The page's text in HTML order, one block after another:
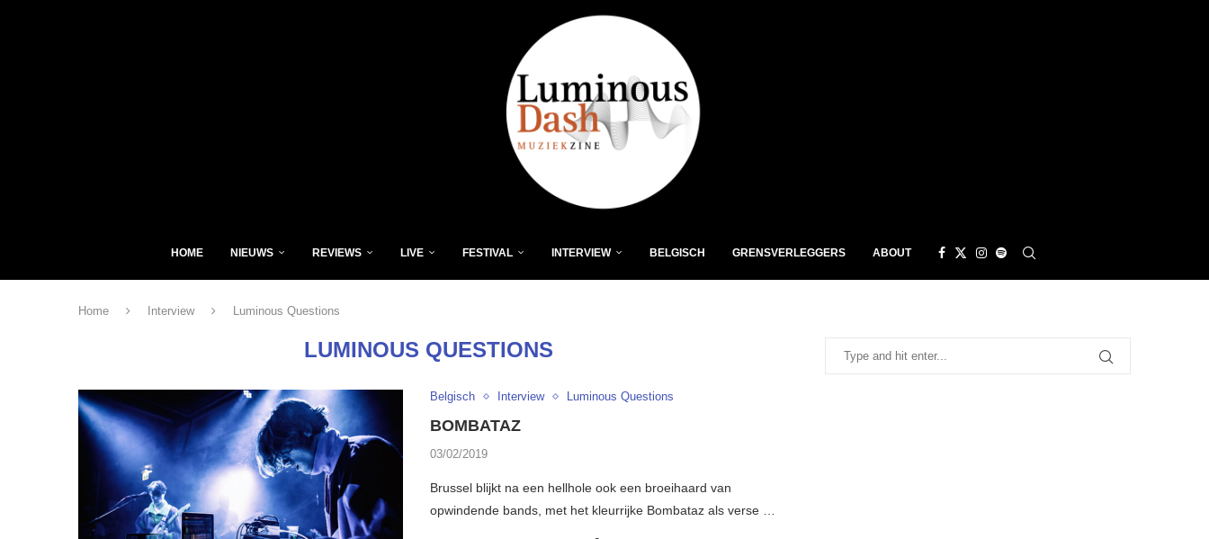
HOME NIEUWS REVIEWS LIVE FESTIVAL INTERVIEW BELGISCH GRENSVERLEGGERS ABOUT
Home Interview Luminous Questions
LUMINOUS QUESTIONS
Belgisch Interview Luminous Questions
BOMBATAZ
03/02/2019
Brussel blijkt na een hellhole ook een broeihaard van
opwindende bands, met het kleurrijke Bombataz als verse …